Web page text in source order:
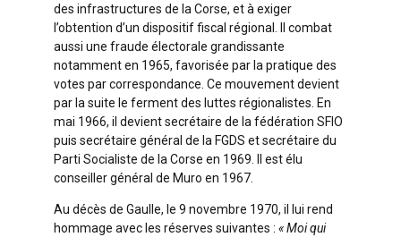
des infrastructures de la Corse, et à exiger
l’obtention d’un dispositif fiscal régional. Il combat
aussi une fraude électorale grandissante
notamment en 1965, favorisée par la pratique des
votes par correspondance. Ce mouvement devient
par la suite le ferment des luttes régionalistes. En
mai 1966, il devient secrétaire de la fédération SFIO
puis secrétaire général de la FGDS et secrétaire du
Parti Socialiste de la Corse en 1969. Il est élu
conseiller général de Muro en 1967.
Au décès de Gaulle, le 9 novembre 1970, il lui rend
hommage avec les réserves suivantes : « Moi qui